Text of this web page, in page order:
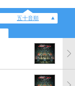
五十音順